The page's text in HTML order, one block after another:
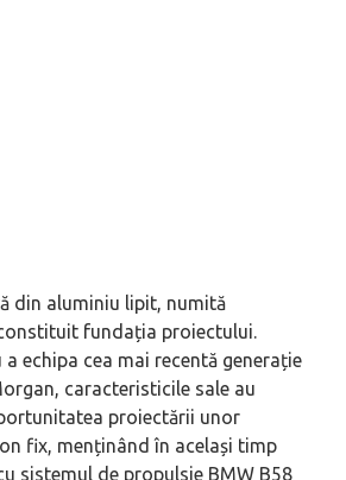
din aluminiu lipit, numită
fundația proiectului.
echipa cea mai recentă generație
caracteristicile sale au
proiectării unor
fix, menținând în același timp
sistemul de propulsie BMW B58